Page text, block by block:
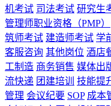
机考试 司法考试 研究生
管理师职业资格（PMP）
筑师考试 建造师考试 学
客服咨询 其他岗位 酒店
工制造 商务销售 媒体出
流快递 团建培训 技能提
管理 会议纪要 SOP 成本